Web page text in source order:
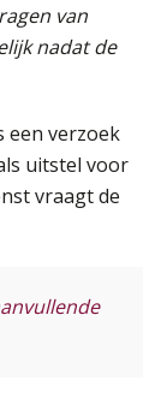
van
nadat de
een verzoek
uitstel voor
vraagt de
loonstrook: in
Praktijkdiploma loonadministratie (PDL)
Pensioen voor de salarisprofessional: ontdek welke verdieping bij jou past
Online cursus Zzp’er, de Wet DBA en schijnzelfstandigheid